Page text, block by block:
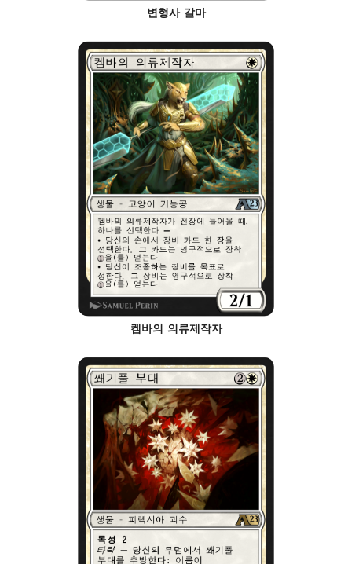
변형사 갈마
켐바의 의류제작자